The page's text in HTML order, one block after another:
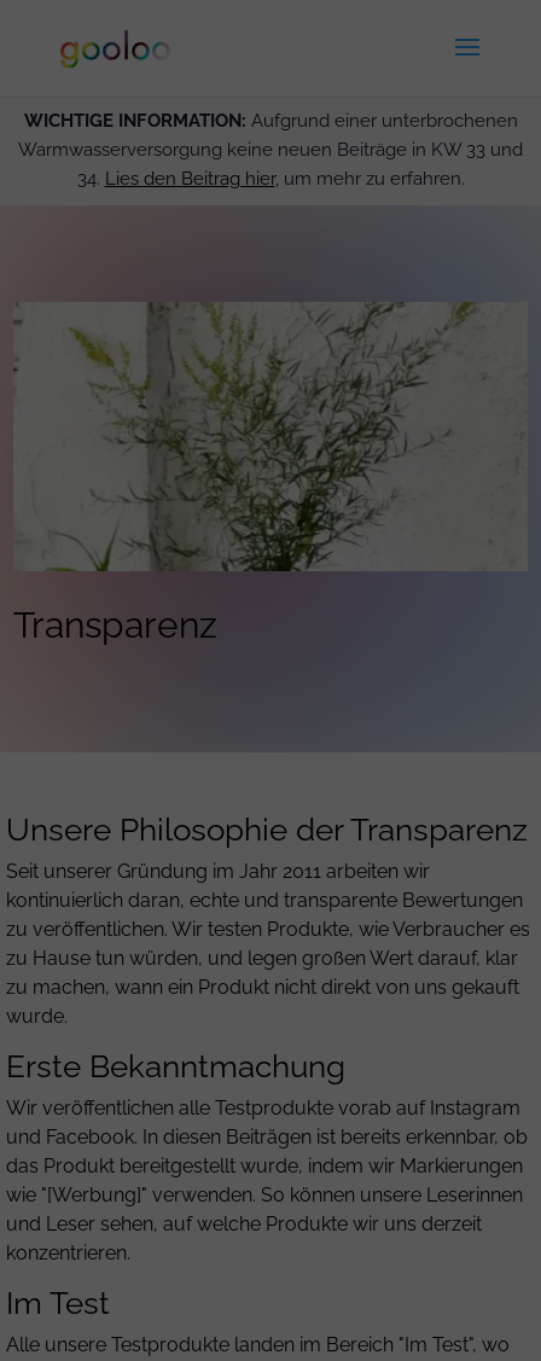
WICHTIGE INFORMATION: Aufgrund einer unterbrochenen
Warmwasserversorgung keine neuen Beiträge in KW 33 und
34. Lies den Beitrag hier, um mehr zu erfahren.
Transparenz
Unsere Philosophie der Transparenz
Seit unserer Gründung im Jahr 2011 arbeiten wir
kontinuierlich daran, echte und transparente Bewertungen
zu veröffentlichen. Wir testen Produkte, wie Verbraucher es
zu Hause tun würden, und legen großen Wert darauf, klar
zu machen, wann ein Produkt nicht direkt von uns gekauft
wurde.
Erste Bekanntmachung
Wir veröffentlichen alle Testprodukte vorab auf Instagram
und Facebook. In diesen Beiträgen ist bereits erkennbar, ob
das Produkt bereitgestellt wurde, indem wir Markierungen
wie "[Werbung]" verwenden. So können unsere Leserinnen
und Leser sehen, auf welche Produkte wir uns derzeit
konzentrieren.
Im Test
Alle unsere Testprodukte landen im Bereich "Im Test", wo